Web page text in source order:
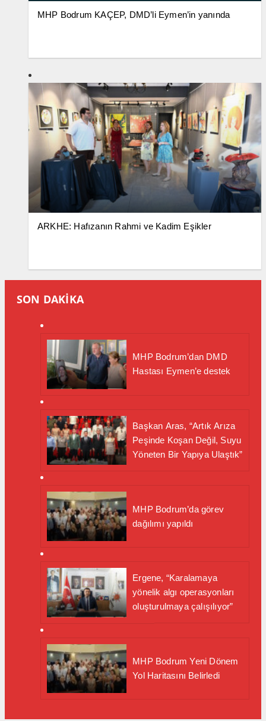
MHP Bodrum KAÇEP, DMD’li Eymen’in yanında
ARKHE: Hafızanın Rahmi ve Kadim Eşikler
SON DAKİKA
MHP Bodrum’dan DMD
Hastası Eymen’e destek
Başkan Aras, “Artık Arıza
Peşinde Koşan Değil, Suyu
Yöneten Bir Yapıya Ulaştık”
MHP Bodrum’da görev
dağılımı yapıldı
Ergene, “Karalamaya
yönelik algı operasyonları
oluşturulmaya çalışılıyor”
MHP Bodrum Yeni Dönem
Yol Haritasını Belirledi